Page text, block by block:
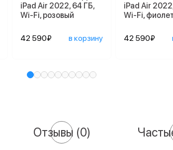
iPad Air 2022, 64 ГБ,
Wi-Fi, розовый
42 590₽ в корзину
iPad Air
Wi-Fi,
42 590₽
Отзывы (0)